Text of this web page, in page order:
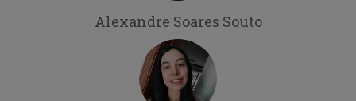
Alexandre Soares Souto